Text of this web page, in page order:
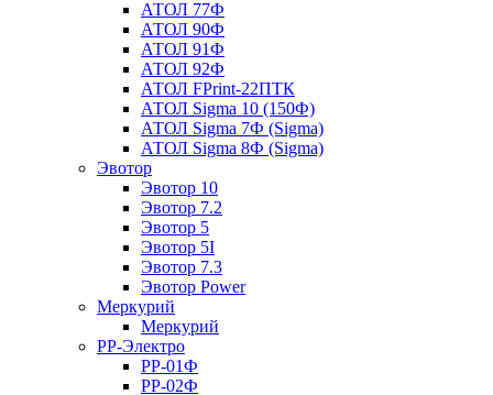
АТОЛ 77Ф
АТОЛ 90Ф
АТОЛ 91Ф
АТОЛ 92Ф
АТОЛ FPrint-22ПТК
АТОЛ Sigma 10 (150Ф)
АТОЛ Sigma 7Ф (Sigma)
АТОЛ Sigma 8Ф (Sigma)
Эвотор
Эвотор 10
Эвотор 7.2
Эвотор 5
Эвотор 5I
Эвотор 7.3
Эвотор Power
Меркурий
Меркурий
РР-Электро
РР-01Ф
РР-02Ф